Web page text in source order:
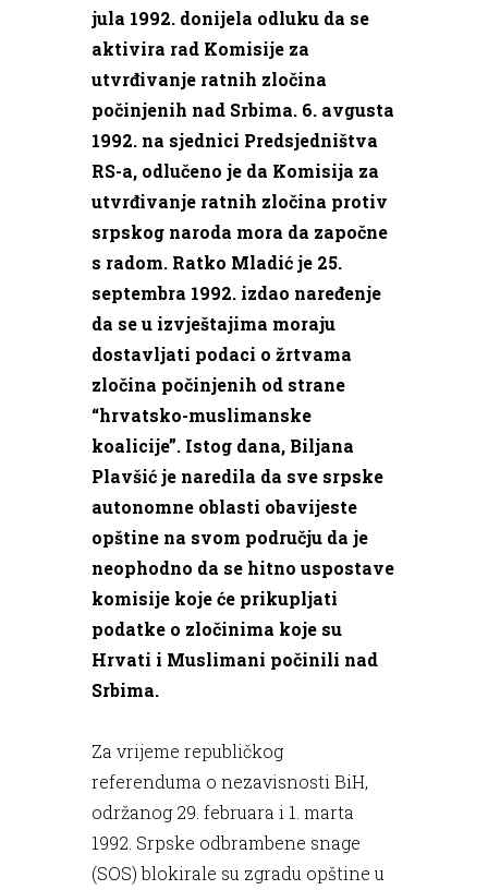
jula 1992. donijela odluku da se
aktivira rad Komisije za
utvrđivanje ratnih zločina
počinjenih nad Srbima. 6. avgusta
1992. na sjednici Predsjedništva
RS-a, odlučeno je da Komisija za
utvrđivanje ratnih zločina protiv
srpskog naroda mora da započne
s radom. Ratko Mladić je 25.
septembra 1992. izdao naređenje
da se u izvještajima moraju
dostavljati podaci o žrtvama
zločina počinjenih od strane
“hrvatsko-muslimanske
koalicije”. Istog dana, Biljana
Plavšić je naredila da sve srpske
autonomne oblasti obavijeste
opštine na svom području da je
neophodno da se hitno uspostave
komisije koje će prikupljati
podatke o zločinima koje su
Hrvati i Muslimani počinili nad
Srbima.
Za vrijeme republičkog
referenduma o nezavisnosti BiH,
održanog 29. februara i 1. marta
1992. Srpske odbrambene snage
(SOS) blokirale su zgradu opštine u